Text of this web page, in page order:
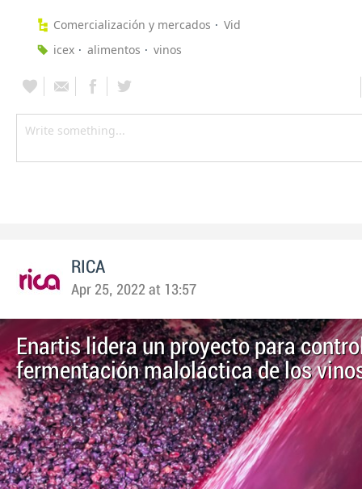
Comercialización y mercados
Vid
icex
alimentos vinos
RICA
Apr 25, 2022 at 13:57
Enartis lidera un proyecto para
fermentación maloláctica de los